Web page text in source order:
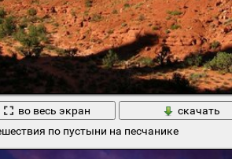
во весь экран
скачать
по пустыни на песчанике